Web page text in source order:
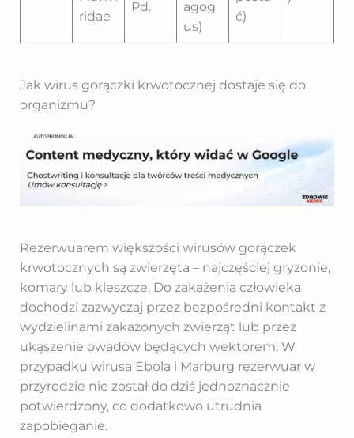
ridae
Pd.
agog
us)
ć)
Jak wirus gorączki krwotocznej dostaje się do
organizmu?
Rezerwuarem większości wirusów gorączek
krwotocznych są zwierzęta – najczęściej gryzonie,
komary lub kleszcze. Do zakażenia człowieka
dochodzi zazwyczaj przez bezpośredni kontakt z
wydzielinami zakażonych zwierząt lub przez
ukąszenie owadów będących wektorem. W
przypadku wirusa Ebola i Marburg rezerwuar w
przyrodzie nie został do dziś jednoznacznie
potwierdzony, co dodatkowo utrudnia
zapobieganie.